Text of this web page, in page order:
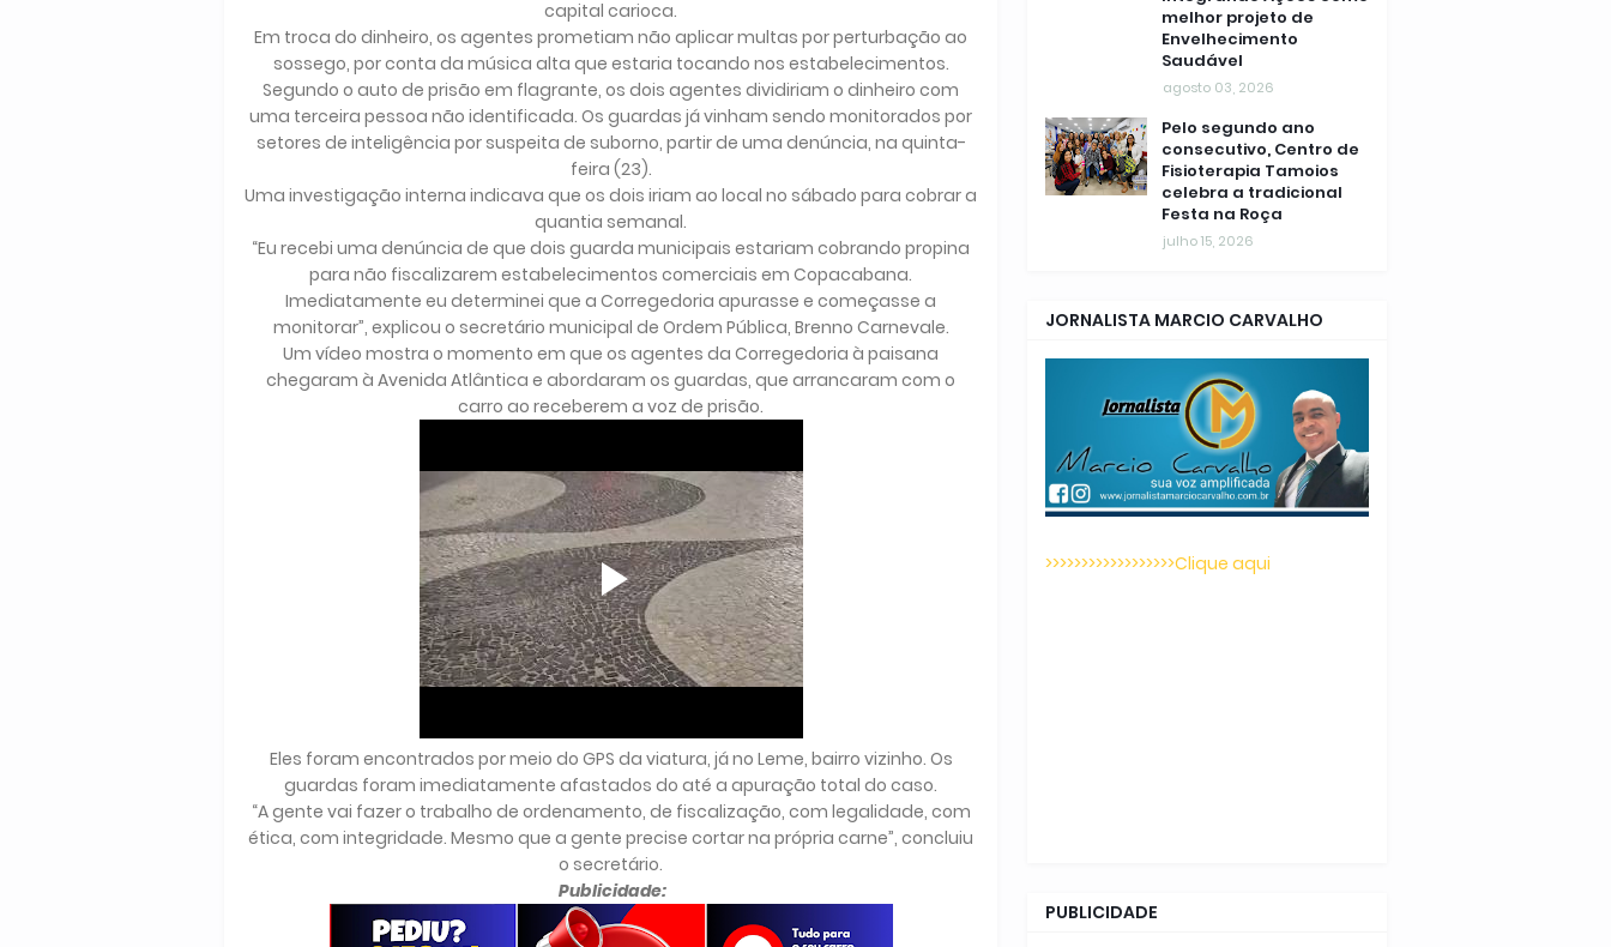
capital carioca.
Em troca do dinheiro, os agentes prometiam não aplicar multas por perturbação ao
sossego, por conta da música alta que estaria tocando nos estabelecimentos.
Segundo o auto de prisão em flagrante, os dois agentes dividiriam o dinheiro com
uma terceira pessoa não identificada. Os guardas já vinham sendo monitorados por
setores de inteligência por suspeita de suborno, partir de uma denúncia, na quinta-
feira (23).
Uma investigação interna indicava que os dois iriam ao local no sábado para cobrar a
quantia semanal.
“Eu recebi uma denúncia de que dois guarda municipais estariam cobrando propina
para não fiscalizarem estabelecimentos comerciais em Copacabana.
Imediatamente eu determinei que a Corregedoria apurasse e começasse a
monitorar”, explicou o secretário municipal de Ordem Pública, Brenno Carnevale.
Um vídeo mostra o momento em que os agentes da Corregedoria à paisana
chegaram à Avenida Atlântica e abordaram os guardas, que arrancaram com o
carro ao receberem a voz de prisão.
Eles foram encontrados por meio do GPS da viatura, já no Leme, bairro vizinho. Os
guardas foram imediatamente afastados do até a apuração total do caso.
“A gente vai fazer o trabalho de ordenamento, de fiscalização, com legalidade, com
ética, com integridade. Mesmo que a gente precise cortar na própria carne”, concluiu
o secretário.
Publicidade:
melhor projeto de
Envelhecimento
Saudável
agosto 03, 2026
Pelo segundo ano
consecutivo, Centro de
Fisioterapia Tamoios
celebra a tradicional
Festa na Roça
julho 15, 2026
JORNALISTA MARCIO CARVALHO
>>>>>>>>>>>>>>>>>>Clique aqui
PUBLICIDADE